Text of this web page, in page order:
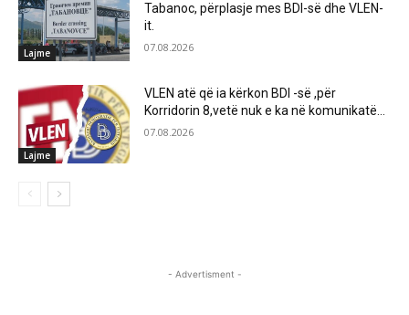
Lajme
Tabanoc, përplasje mes BDI-së dhe VLEN-
it.
07.08.2026
Lajme
VLEN atë që ia kërkon BDI -së ,për
Korridorin 8,vetë nuk e ka në komunikatë…
07.08.2026
- Advertisment -